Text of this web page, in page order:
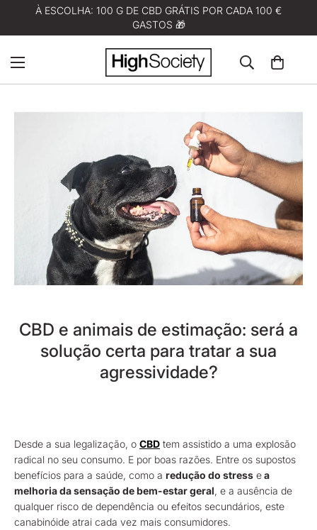
À ESCOLHA: 100 G DE CBD GRÁTIS POR CADA 100 €
GASTOS 🎁
CBD e animais de estimação: será a
solução certa para tratar a sua
agressividade?
Desde a sua legalização, o CBD tem assistido a uma explosão
radical no seu consumo. E por boas razões. Entre os supostos
benefícios para a saúde, como a redução do stress ea
melhoria da sensação de bem-estar geral, e a ausência de
qualquer risco de dependência ou efeitos secundários, este
canabinóide atrai cada vez mais consumidores.